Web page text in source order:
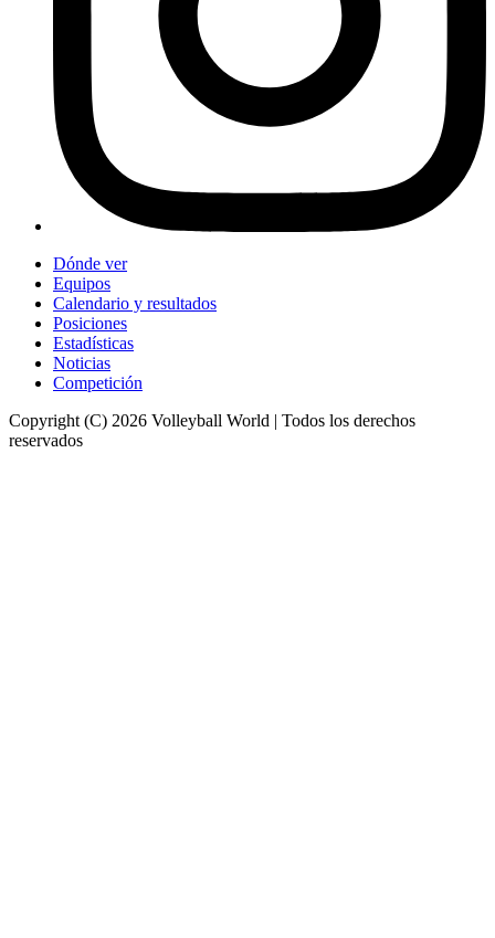
Dónde ver
Equipos
Calendario y resultados
Posiciones
Estadísticas
Noticias
Competición
Copyright (C) 2026 Volleyball World | Todos los derechos
reservados